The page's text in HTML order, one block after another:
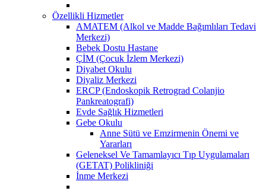
Özellikli Hizmetler
AMATEM (Alkol ve Madde Bağımlıları Tedavi
Merkezi)
Bebek Dostu Hastane
ÇİM (Çocuk İzlem Merkezi)
Diyabet Okulu
Diyaliz Merkezi
ERCP (Endoskopik Retrograd Colanjio
Pankreatografi)
Evde Sağlık Hizmetleri
Gebe Okulu
Anne Sütü ve Emzirmenin Önemi ve
Yararları
Geleneksel Ve Tamamlayıcı Tıp Uygulamaları
(GETAT) Polikliniği
İnme Merkezi